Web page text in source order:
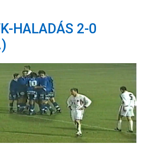
WEBSHOP
STADION
NYITÓLAP
HÍREK
CSAPATOK
MÉRKŐZÉSEK
HALADÁS 2-0